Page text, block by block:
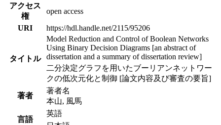
アクセス
権
open access
URI
https://hdl.handle.net/2115/95206
タイトル
Model Reduction and Control of Boolean Networks
Using Binary Decision Diagrams [an abstract of
dissertation and a summary of dissertation review]
二分決定グラフを用いたブーリアンネットワー
クの低次元化と制御 [論文内容及び審査の要旨]
著者
著者名
本山, 風馬
言語
英語